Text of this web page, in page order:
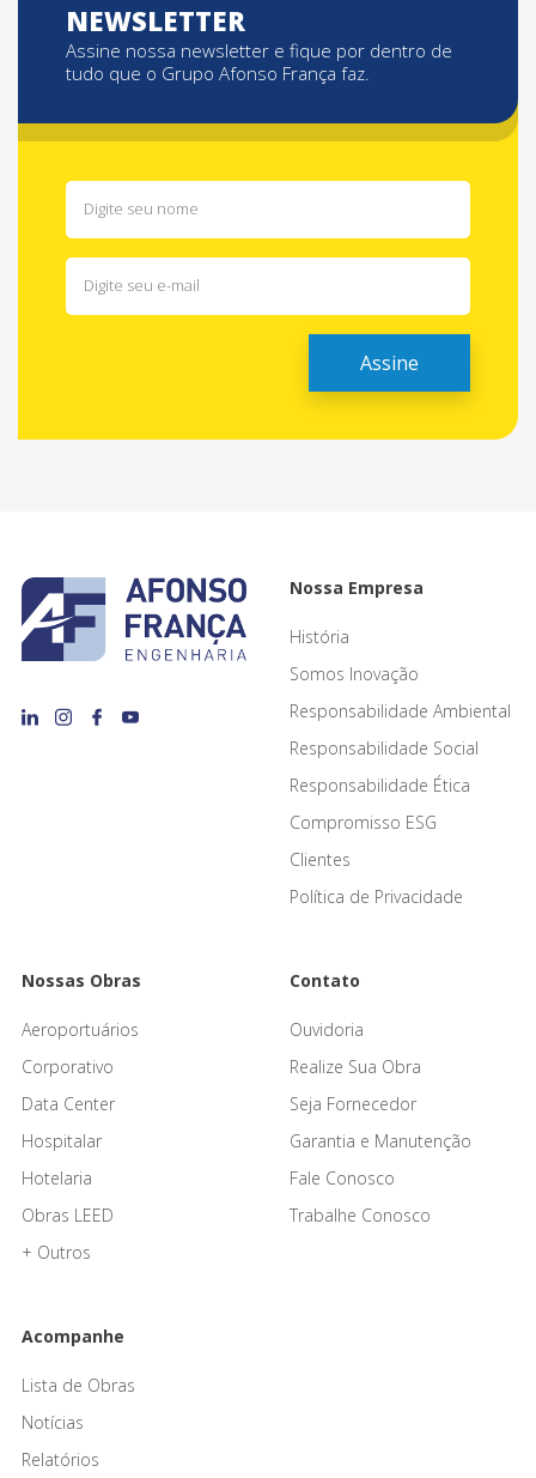
NEWSLETTER
Assine nossa newsletter e fique por dentro de
tudo que o Grupo Afonso França faz.
Nossa Empresa
História
Somos Inovação
Responsabilidade Ambiental
Responsabilidade Social
Responsabilidade Ética
Compromisso ESG
Clientes
Política de Privacidade
Nossas Obras
Aeroportuários
Corporativo
Data Center
Hospitalar
Hotelaria
Obras LEED
+ Outros
Contato
Ouvidoria
Realize Sua Obra
Seja Fornecedor
Garantia e Manutenção
Fale Conosco
Trabalhe Conosco
Acompanhe
Lista de Obras
Notícias
Relatórios